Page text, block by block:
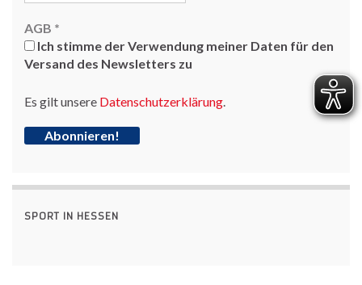
AGB *
Ich stimme der Verwendung meiner Daten für den
Versand des Newsletters zu
Es gilt unsere Datenschutzerklärung.
SPORT IN HESSEN